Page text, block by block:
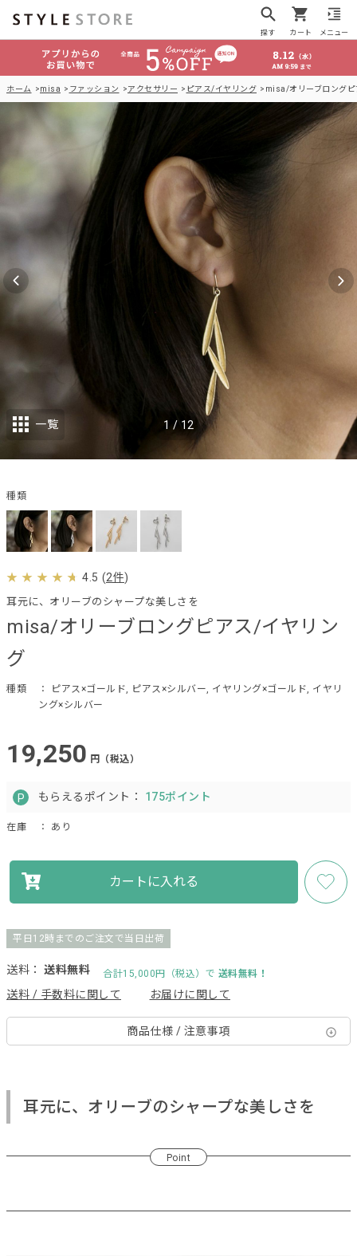
探す カート メニュー
ホーム misa ファッション アクセサリー ピアス/イヤリング misa/オリーブロング
misa/オリーブロングピアス/イヤリン
グ
耳元に、オリーブのシャープな美しさを
種類
： ピアス×ゴールド, ピアス×シルバー, イヤリング×ゴールド, イヤリ
ング×シルバー
4.5 (2件)
19,250 円（税込）
もらえるポイント： 175ポイント
在庫 ： あり
カートに入れる
平日12時までのご注文で当日出荷
送料： 送料無料 合計15,000円（税込）で 送料無料！
送料 / 手数料に関して お届けに関して
商品仕様 / 注意事項
1 / 12
一覧
種類
耳元に、オリーブのシャープな美しさを
Point